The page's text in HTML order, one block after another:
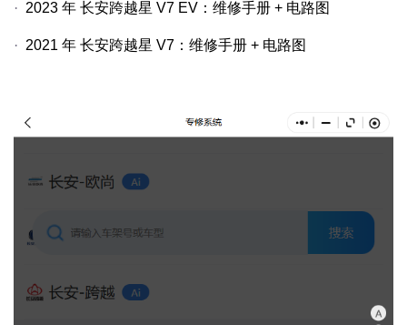
· 2023 年 长安跨越星 V7 EV ：维修手册 + 电路图
· 2021 年 长安跨越星 V7 ：维修手册 + 电路图